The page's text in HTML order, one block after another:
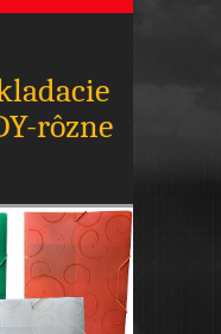
rôzne